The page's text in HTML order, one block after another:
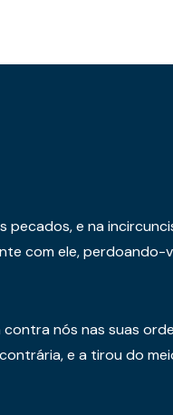
pecados, e na
com ele, perdoando-
nós nas suas
e a tirou do